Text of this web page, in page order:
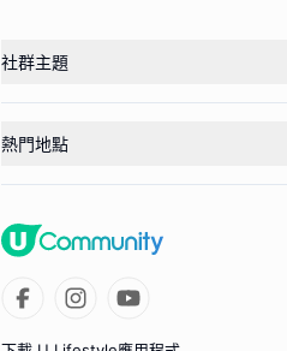
社群主題
熱門地點